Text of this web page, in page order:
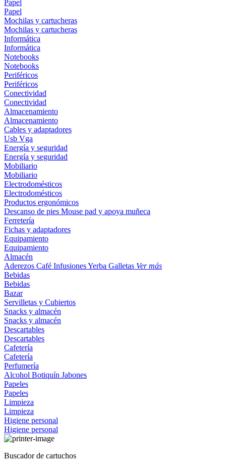
Papel
Papel
Mochilas y cartucheras
Mochilas y cartucheras
Informática
Informática
Notebooks
Notebooks
Periféricos
Periféricos
Conectividad
Conectividad
Almacenamiento
Almacenamiento
Cables y adaptadores
Usb Vga
Energía y seguridad
Energía y seguridad
Mobiliario
Mobiliario
Electrodomésticos
Electrodomésticos
Productos ergonómicos
Descanso de pies Mouse pad y apoya muñeca
Ferretería
Fichas y adaptadores
Equipamiento
Equipamiento
Almacén
Aderezos Café InfusionesYerba Galletas Ver más
Bebidas
Bebidas
Bazar
Servilletas y Cubiertos
Snacks y almacén
Snacks y almacén
Descartables
Descartables
Cafetería
Cafetería
Perfumería
Alcohol Botiquín Jabones
Papeles
Papeles
Limpieza
Limpieza
Higiene personal
Higiene personal
Buscador de cartuchos